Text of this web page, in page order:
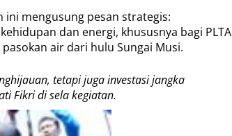
ini mengusung pesan strategis:
dan energi, khususnya bagi PLTA
air dari hulu Sungai Musi.
tetapi juga investasi jangka
Fikri di sela kegiatan.